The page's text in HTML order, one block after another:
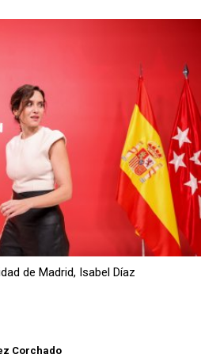
de Madrid, Isabel Díaz
Corchado